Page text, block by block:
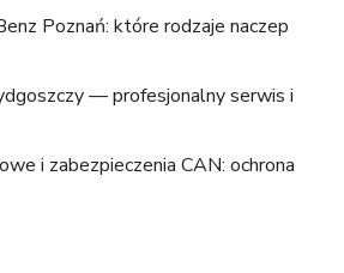
Poznań: które rodzaje naczep
— profesjonalny serwis i
i zabezpieczenia CAN: ochrona